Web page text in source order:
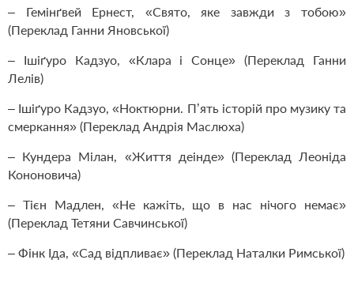
– Гемінґвей Ернест, «Свято, яке завжди з тобою»
(Переклад Ганни Яновської)
– Ішіґуро Кадзуо, «Клара і Сонце» (Переклад Ганни
Лелів)
– Ішіґуро Кадзуо, «Ноктюрни. П’ять історій про музику та
смеркання» (Переклад Андрія Маслюха)
– Кундера Мілан, «Життя деінде» (Переклад Леоніда
Кононовича)
– Тієн Мадлен, «Не кажіть, що в нас нічого немає»
(Переклад Тетяни Савчинської)
– Фінк Іда, «Сад відпливає» (Переклад Наталки Римської)